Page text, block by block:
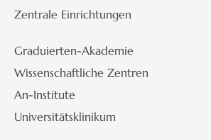
Zentrale Einrichtungen
Graduierten-Akademie
Wissenschaftliche Zentren
An-Institute
Universitätsklinikum